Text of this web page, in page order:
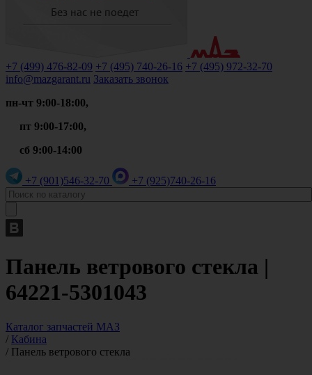
+7 (499) 476-82-09 +7 (495) 740-26-16 +7 (495) 972-32-70
info@mazgarant.ru Заказать звонок
пн-чт 9:00-18:00,
пт 9:00-17:00,
сб 9:00-14:00
+7 (901)546-32-70 +7 (925)740-26-16
Панель ветрового стекла |
64221-5301043
Каталог запчастей МАЗ
/ Кабина
/ Панель ветрового стекла